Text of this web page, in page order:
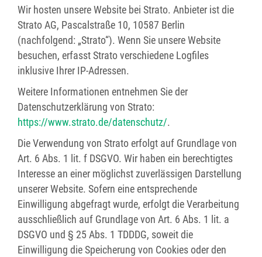
Wir hosten unsere Website bei Strato. Anbieter ist die
Strato AG, Pascalstraße 10, 10587 Berlin
(nachfolgend: „Strato“). Wenn Sie unsere Website
besuchen, erfasst Strato verschiedene Logfiles
inklusive Ihrer IP-Adressen.
Weitere Informationen entnehmen Sie der
Datenschutzerklärung von Strato:
https://www.strato.de/datenschutz/.
Die Verwendung von Strato erfolgt auf Grundlage von
Art. 6 Abs. 1 lit. f DSGVO. Wir haben ein berechtigtes
Interesse an einer möglichst zuverlässigen Darstellung
unserer Website. Sofern eine entsprechende
Einwilligung abgefragt wurde, erfolgt die Verarbeitung
ausschließlich auf Grundlage von Art. 6 Abs. 1 lit. a
DSGVO und § 25 Abs. 1 TDDDG, soweit die
Einwilligung die Speicherung von Cookies oder den